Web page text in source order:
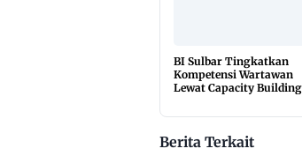
BI Sulbar Tingkatkan
Kompetensi Wartawan
Lewat Capacity Building
Berita Terkait